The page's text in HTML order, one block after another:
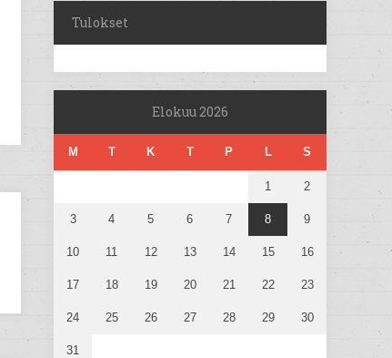
Tulokset
Elokuu 2026
M T K T P L S
1 2
3 4 5 6 7 8 9
10 11 12 13 14 15 16
17 18 19 20 21 22 23
24 25 26 27 28 29 30
31